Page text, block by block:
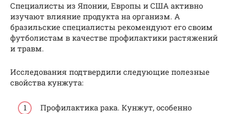
Специалисты из Японии, Европы и США активно
изучают влияние продукта на организм. А
бразильские специалисты рекомендуют его своим
футболистам в качестве профилактики растяжений
и травм.
Исследования подтвердили следующие полезные
свойства кунжута:
Профилактика рака. Кунжут, особенно